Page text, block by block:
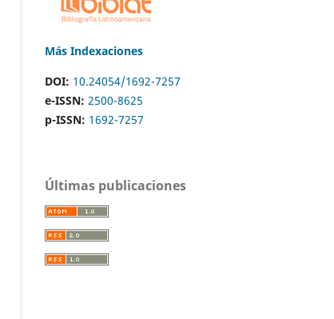
Más Indexaciones
DOI: 10.24054/1692-7257
e-ISSN: 2500-8625
p-ISSN: 1692-7257
Últimas publicaciones